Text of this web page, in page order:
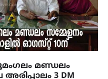
മണ്ഡലം
3 DM